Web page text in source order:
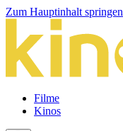
Zum Hauptinhalt springen
Filme
Kinos